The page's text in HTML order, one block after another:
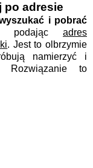
po adresie
i pobrać
podającadres
. Jest to olbrzymie
namierzyć i
Rozwiązanie to